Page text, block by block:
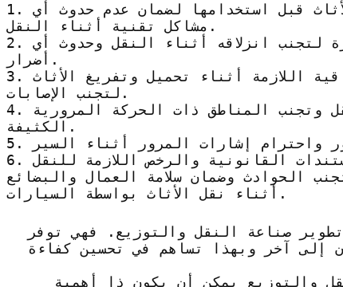
1. التأكد من جودة وصلاحية سيارة نقل الأثاث قبل استخدامها لضمان عدم حدوث أي
مشاكل تقنية أثناء النقل.
2. تثبيت الأثاث بشكل صحيح داخل السيارة لتجنب انزلاقه أثناء النقل وحدوث أي
أضرار.
3. استخدام حزام الأمان والمعدات الواقية اللازمة أثناء تحميل وتفريغ الأثاث
لتجنب الإصابات.
4. اختيار طرق آمنة ومناسبة للنقل وتجنب المناطق ذات الحركة المرورية
الكثيفة.
الحوادث وضمان سلامة العمال والبضائع
أثناء نقل الأثاث بواسطة السيارات.
صناعة النقل والتوزيع. فهي توفر
إلى آخر وبهذا تساهم في تحسين كفاءة
والتوزيع يمكن أن يكون ذا أهمية